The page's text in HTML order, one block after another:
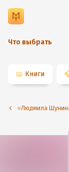
Что выбрать
📖 Книги
⭐️Людмила